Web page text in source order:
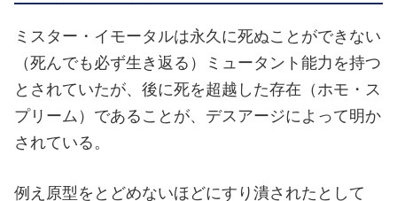
ミスター・イモータルは永久に死ぬことができない
（死んでも必ず生き返る）ミュータント能力を持つ
とされていたが、後に死を超越した存在（ホモ・ス
プリーム）であることが、デスアージによって明か
されている。
例え原型をとどめないほどにすり潰されたとして